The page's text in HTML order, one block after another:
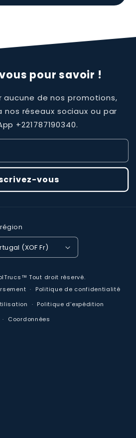
pour savoir !
aucune de nos promotions,
nos réseaux sociaux ou par
+221787190340.
vous
Portugal (XOF Fr)
de
Tout droit réservé.
Politique de confidentialité
Politique d’expédition
Coordonnées